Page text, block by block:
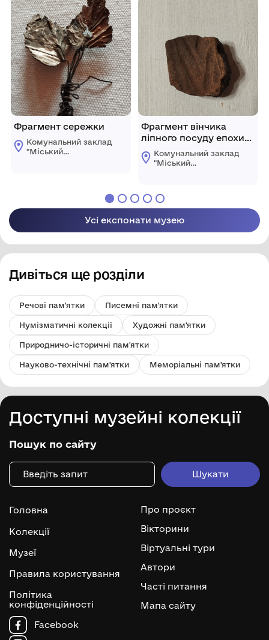
Фрагмент сережки
Комунальний заклад
"Міський
Фрагмент вінчика
ліпного посуду епохи
бронзи
Комунальний заклад
"Міський
Усі експонати музею
Дивіться ще розділи
Речові пам'ятки Писемні пам'ятки
Нумізматичні колекції Художні пам'ятки
Природничо-історичні пам'ятки
Науково-технічні пам'ятки Меморіальні пам'ятки
Доступні музейні колекції
Пошук по сайту
Головна
Колекції
Музеї
Правила користування
Політика
конфіденційності
Про проєкт
Вікторини
Віртуальні тури
Автори
Часті питання
Мапа сайту
Facebook